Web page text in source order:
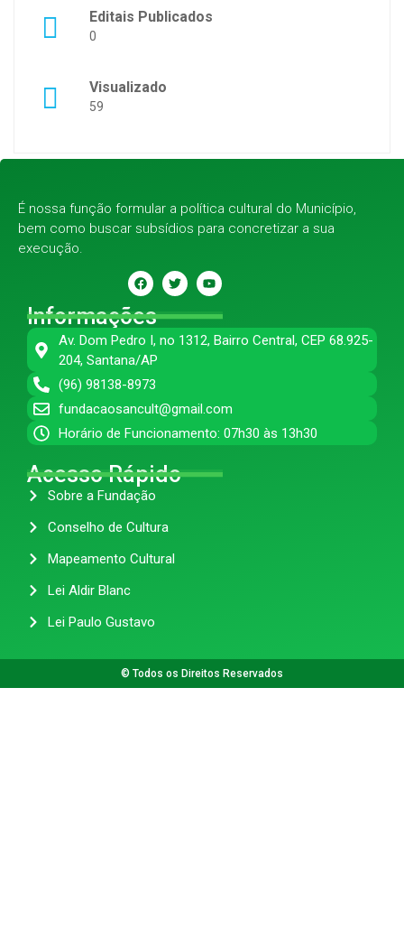
Editais Publicados
0
Visualizado
59
É nossa função formular a política cultural do Município,
bem como buscar subsídios para concretizar a sua
execução.
Informações
Av. Dom Pedro I, no 1312, Bairro Central, CEP 68.925-
204, Santana/AP
(96) 98138-8973
fundacaosancult@gmail.com
Horário de Funcionamento: 07h30 às 13h30
Acesso Rápido
Sobre a Fundação
Conselho de Cultura
Mapeamento Cultural
Lei Aldir Blanc
Lei Paulo Gustavo
© Todos os Direitos Reservados